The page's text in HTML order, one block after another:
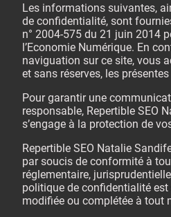
Les informations suivantes,
de confidentialité, sont
n° 2004-575 du 21 juin 2014
l’Economie Numérique. En
naviguation sur ce site, vous
et sans réserves, les
Pour garantir une
responsable, Repertible SEO
s’engage à la protection de
Repertible SEO Natalie
par soucis de conformité à
réglementaire,
politique de confidentialité est
modifiée ou complétée à tout